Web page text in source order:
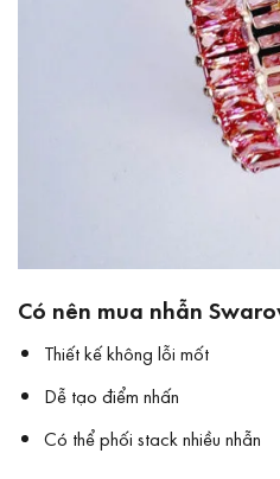
Có nên mua nhẫn
Thiết kế không lỗi mốt
Dễ tạo điểm nhấn
Có thể phối stack nhiều nhẫn